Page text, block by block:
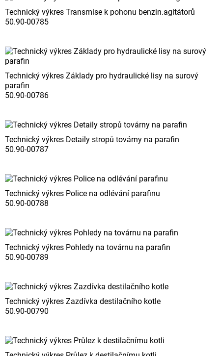
Technický výkres Transmise k pohonu benzin.agitátorů
50.90-00785
Technický výkres Základy pro hydraulické lisy na surový
parafin
50.90-00786
Technický výkres Detaily stropů továrny na parafin
50.90-00787
Technický výkres Police na odlévání parafinu
50.90-00788
Technický výkres Pohledy na továrnu na parafin
50.90-00789
Technický výkres Zazdívka destilačního kotle
50.90-00790